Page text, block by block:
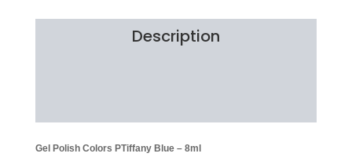
Description
Gel Polish Colors PTiffany Blue – 8ml